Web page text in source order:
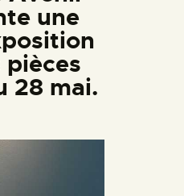
une
pièces
28 mai.